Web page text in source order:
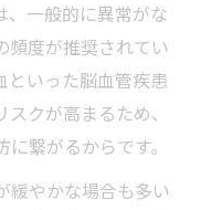
、一般的に異常がな
頻度が推奨されてい
といった脳血管疾患
クが高まるため、
繋がるからです。
緩やかな場合も多い